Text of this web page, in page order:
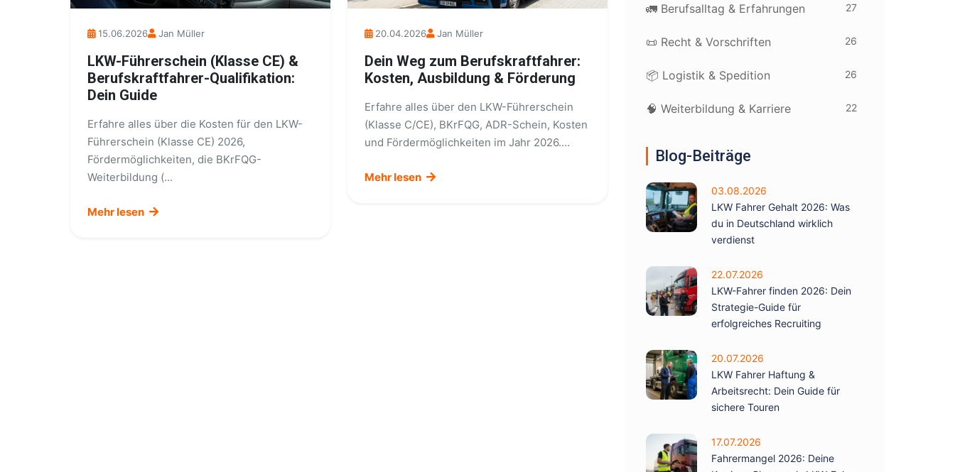
15.06.2026 Jan Müller
LKW-Führerschein (Klasse CE) &
Berufskraftfahrer-Qualifikation:
Dein Guide
Erfahre alles über die Kosten für den LKW-
Führerschein (Klasse CE) 2026,
Fördermöglichkeiten, die BKrFQG-
Weiterbildung (...
Mehr lesen
20.04.2026 Jan Müller
Dein Weg zum Berufskraftfahrer:
Kosten, Ausbildung & Förderung
Erfahre alles über den LKW-Führerschein
(Klasse C/CE), BKrFQG, ADR-Schein, Kosten
und Fördermöglichkeiten im Jahr 2026....
Mehr lesen
🚛 Berufsalltag & Erfahrungen 27
📜 Recht & Vorschriften 26
📦 Logistik & Spedition 26
🧠 Weiterbildung & Karriere 22
Blog-Beiträge
03.08.2026
LKW Fahrer Gehalt 2026: Was
du in Deutschland wirklich
verdienst
22.07.2026
LKW-Fahrer finden 2026: Dein
Strategie-Guide für
erfolgreiches Recruiting
20.07.2026
LKW Fahrer Haftung &
Arbeitsrecht: Dein Guide für
sichere Touren
17.07.2026
Fahrermangel 2026: Deine